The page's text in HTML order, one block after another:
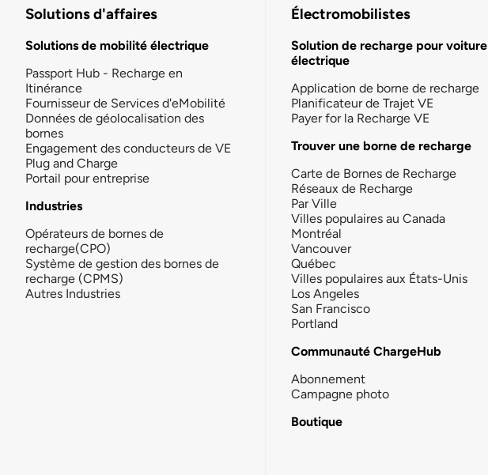
Solutions d'affaires
Solutions de mobilité électrique
Passport Hub - Recharge en
Itinérance
Fournisseur de Services d'eMobilité
Données de géolocalisation des
bornes
Engagement des conducteurs de VE
Plug and Charge
Portail pour entreprise
Industries
Opérateurs de bornes de
recharge(CPO)
Système de gestion des bornes de
recharge (CPMS)
Autres Industries
Électromobilistes
Solution de recharge pour voiture
électrique
Application de borne de recharge
Planificateur de Trajet VE
Payer for la Recharge VE
Trouver une borne de recharge
Carte de Bornes de Recharge
Réseaux de Recharge
Par Ville
Villes populaires au Canada
Montréal
Vancouver
Québec
Villes populaires aux États-Unis
Los Angeles
San Francisco
Portland
Communauté ChargeHub
Abonnement
Campagne photo
Boutique